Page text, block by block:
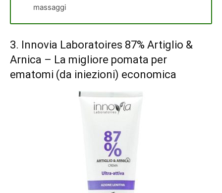
massaggi
3. Innovia Laboratoires 87% Artiglio &
Arnica – La migliore pomata per
ematomi (da iniezioni) economica